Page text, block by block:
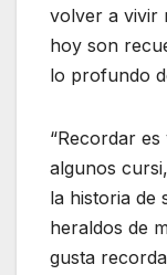
volver a vivir
hoy son
lo profundo
“Recordar
algunos
la historia de
heraldos de
gusta